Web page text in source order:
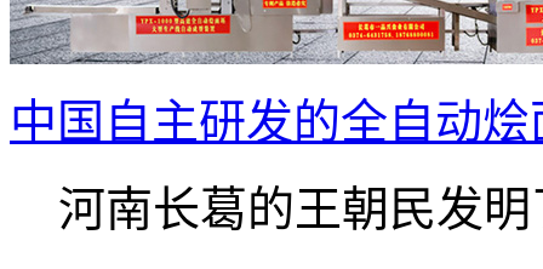
中国自主研发的全自动
河南长葛的王朝民发明